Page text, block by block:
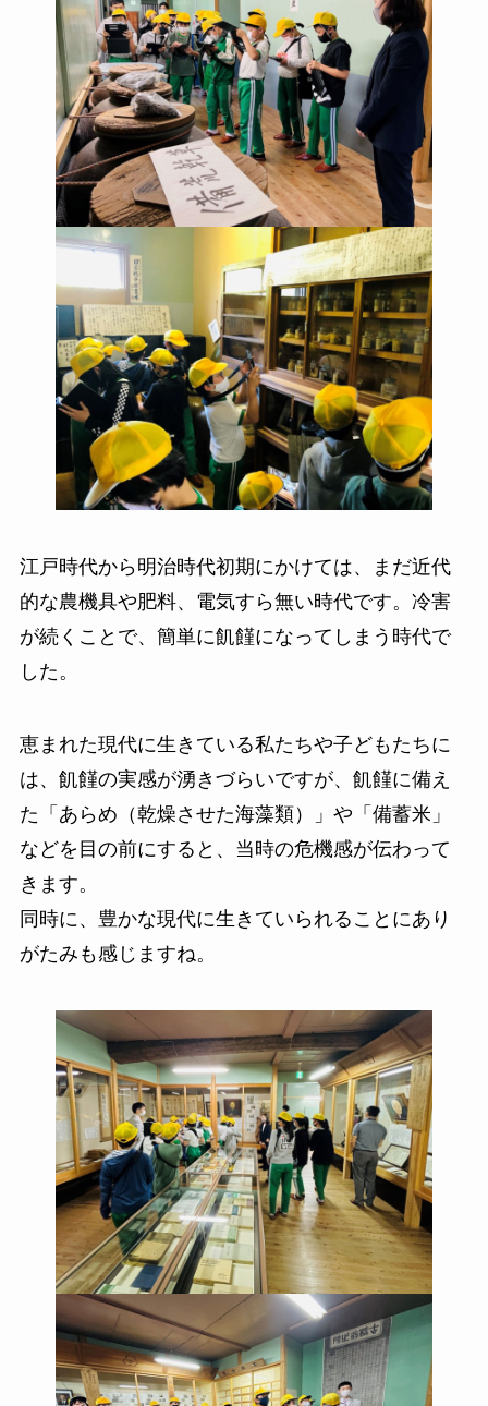
江戸時代から明治時代初期にかけては、まだ近代
的な農機具や肥料、電気すら無い時代です。冷害
が続くことで、簡単に飢饉になってしまう時代で
した。
恵まれた現代に生きている私たちや子どもたちに
は、飢饉の実感が湧きづらいですが、飢饉に備え
た「あらめ（乾燥させた海藻類）」や「備蓄米」
などを目の前にすると、当時の危機感が伝わって
きます。
同時に、豊かな現代に生きていられることにあり
がたみも感じますね。